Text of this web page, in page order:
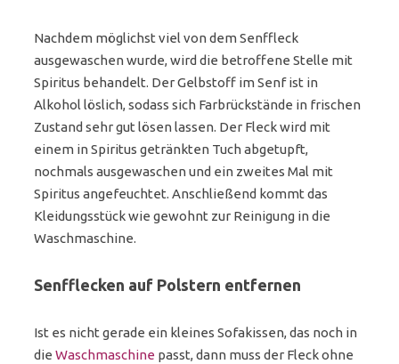
Nachdem möglichst viel von dem Senffleck
ausgewaschen wurde, wird die betroffene Stelle mit
Spiritus behandelt. Der Gelbstoff im Senf ist in
Alkohol löslich, sodass sich Farbrückstände in frischen
Zustand sehr gut lösen lassen. Der Fleck wird mit
einem in Spiritus getränkten Tuch abgetupft,
nochmals ausgewaschen und ein zweites Mal mit
Spiritus angefeuchtet. Anschließend kommt das
Kleidungsstück wie gewohnt zur Reinigung in die
Waschmaschine.
Senfflecken auf Polstern entfernen
Ist es nicht gerade ein kleines Sofakissen, das noch in
die Waschmaschine passt, dann muss der Fleck ohne